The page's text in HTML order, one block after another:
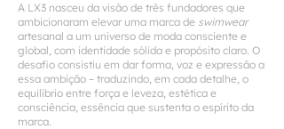
A LX3 nasceu da visão de três fundadores que
ambicionaram elevar uma marca de swimwear
artesanal a um universo de moda consciente e
global, com identidade sólida e propósito claro. O
desafio consistiu em dar forma, voz e expressão a
essa ambição – traduzindo, em cada detalhe, o
equilíbrio entre força e leveza, estética e
consciência, essência que sustenta o espírito da
marca.